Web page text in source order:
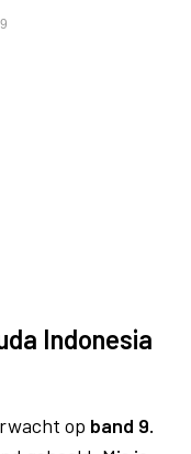
Indonesia
op band 9.